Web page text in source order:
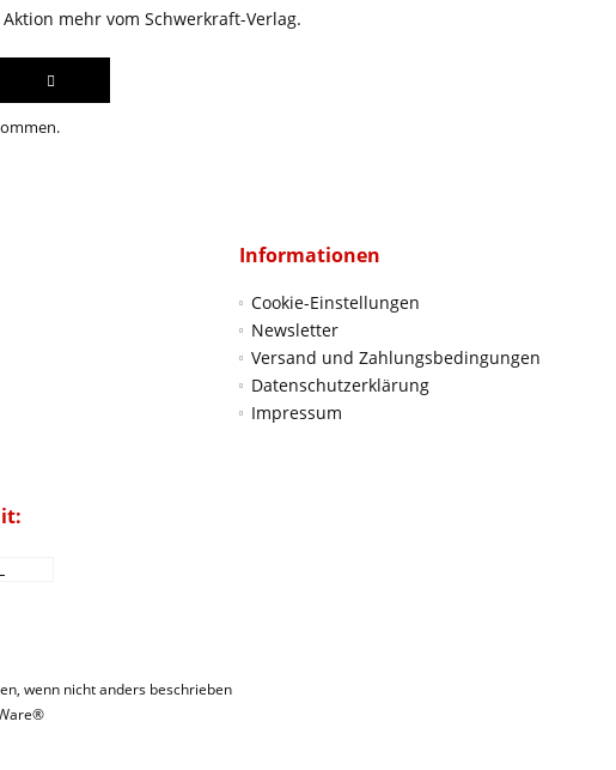
mehr vom Schwerkraft-Verlag.
Informationen
Cookie-Einstellungen
Newsletter
Versand und Zahlungsbedingungen
Datenschutzerklärung
Impressum
wenn nicht anders beschrieben